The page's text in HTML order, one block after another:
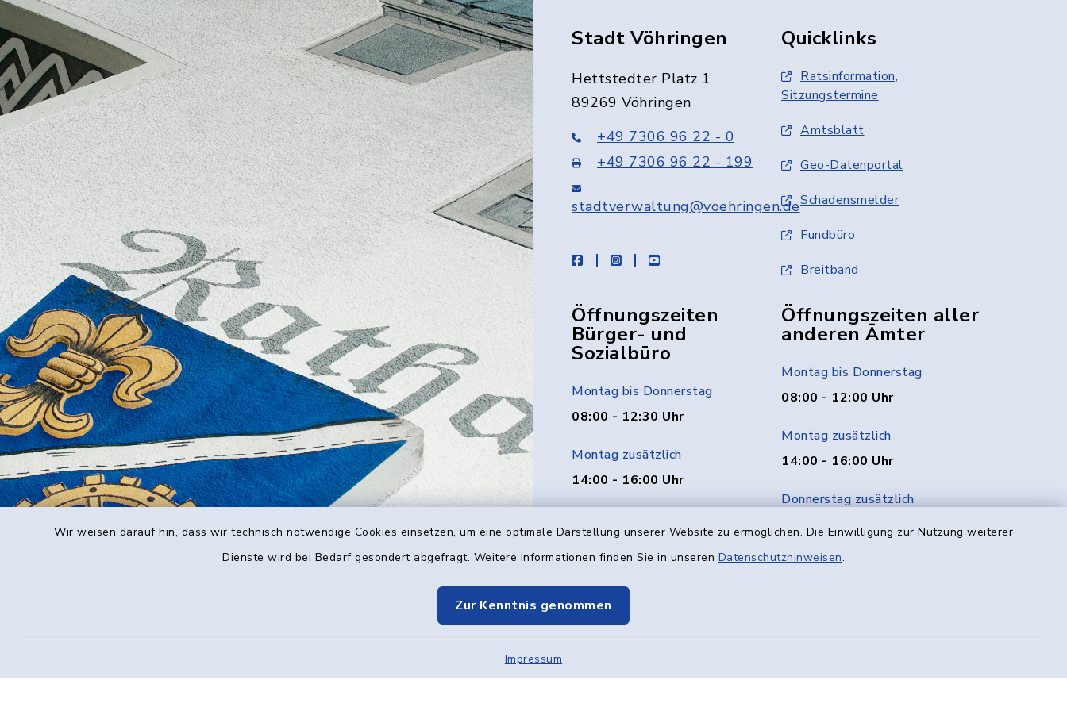
Wir weisen darauf hin, dass wir technisch notwendige Cookies einsetzen, um eine optimale Darstellung unserer Website zu ermöglichen. Die Einwilligung zur Nutzung weiterer
Dienste wird bei Bedarf gesondert abgefragt. Weitere Informationen finden Sie in unseren Datenschutzhinweisen.
Zur Kenntnis genommen
Impressum
Stadt Vöhringen
Hettstedter Platz 1
89269 Vöhringen
+49 7306 96 22 - 0
+49 7306 96 22 - 199
stadtverwaltung@voehringen.de
facebookinstagramyoutube
Quicklinks
Ratsinformation,
Sitzungstermine
Amtsblatt
Geo-Datenportal
Schadensmelder
Fundbüro
Breitband
Öffnungszeiten
Bürger- und
Sozialbüro
Montag bis Donnerstag
08:00 - 12:30 Uhr
Montag zusätzlich
14:00 - 16:00 Uhr
14:00 - 18:00 Uhr
08:00 - 12:00 Uhr
Öffnungszeiten aller
anderen Ämter
Montag bis Donnerstag
08:00 - 12:00 Uhr
Montag zusätzlich
14:00 - 16:00 Uhr
Donnerstag zusätzlich
14:00 - 18:00 Uhr
Freitag